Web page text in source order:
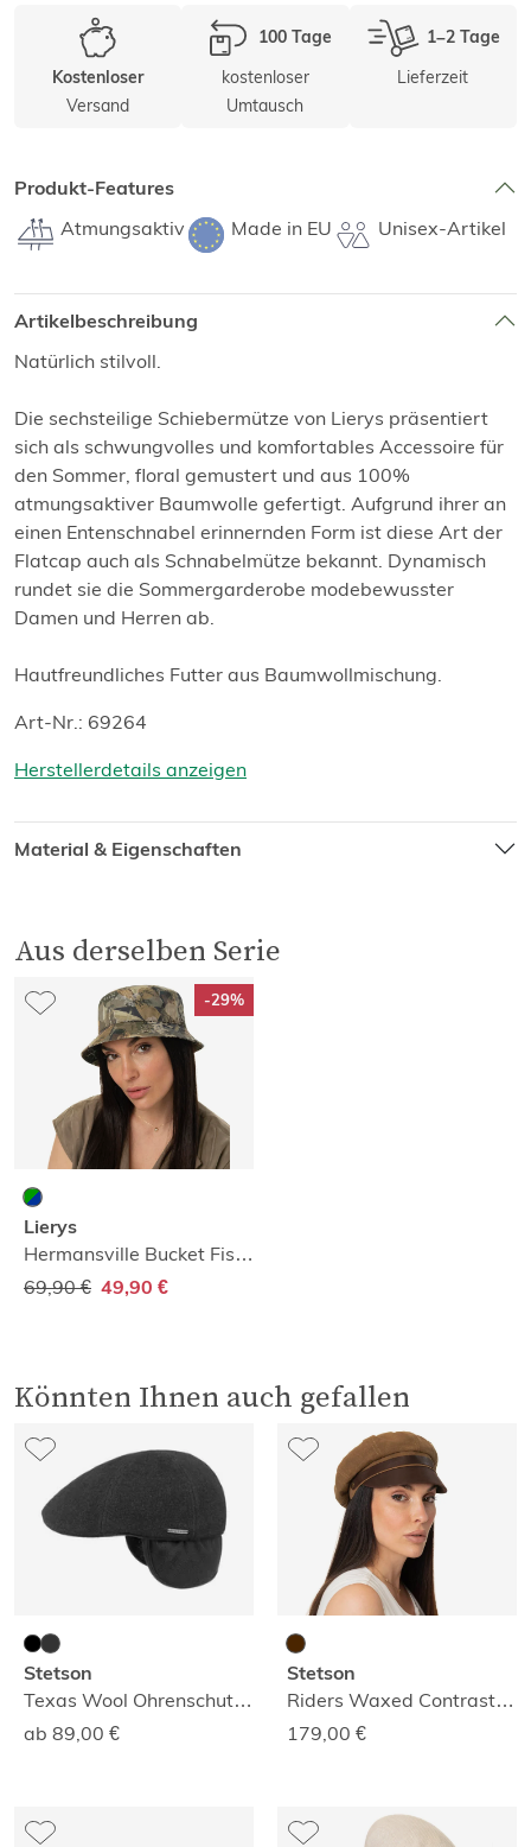
Kostenloser
Versand
100 Tage
kostenloser
Umtausch
1–2 Tage
Lieferzeit
Produkt-Features
Atmungsaktiv Made in EU Unisex-Artikel
Artikelbeschreibung
Natürlich stilvoll.
Die sechsteilige Schiebermütze von Lierys präsentiert
sich als schwungvolles und komfortables Accessoire für
den Sommer, floral gemustert und aus 100%
atmungsaktiver Baumwolle gefertigt. Aufgrund ihrer an
einen Entenschnabel erinnernden Form ist diese Art der
Flatcap auch als Schnabelmütze bekannt. Dynamisch
rundet sie die Sommergarderobe modebewusster
Damen und Herren ab.
Hautfreundliches Futter aus Baumwollmischung.
Art-Nr.: 69264
Herstellerdetails anzeigen
Material & Eigenschaften
Aus derselben Serie
-29%
Lierys
Hermansville Bucket Fischerhut
69,90 € 49,90 €
Könnten Ihnen auch gefallen
Stetson
Texas Wool Ohrenschutz Mütze
ab 89,00 €
Stetson
Riders Waxed Contrast Elbseglermütze
179,00 €